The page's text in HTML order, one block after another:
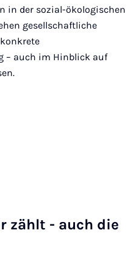
in der sozial-ökologischen
gesellschaftliche
– auch im Hinblick auf
zählt - auch die